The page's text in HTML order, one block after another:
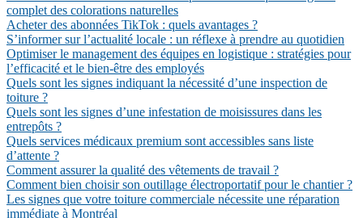
complet des colorations naturelles
Acheter des abonnées TikTok : quels avantages ?
S’informer sur l’actualité locale : un réflexe à prendre au quotidien
Optimiser le management des équipes en logistique : stratégies pour
l’efficacité et le bien-être des employés
Quels sont les signes indiquant la nécessité d’une inspection de
toiture ?
Quels sont les signes d’une infestation de moisissures dans les
entrepôts ?
Quels services médicaux premium sont accessibles sans liste
d’attente ?
Comment assurer la qualité des vêtements de travail ?
Comment bien choisir son outillage électroportatif pour le chantier ?
Les signes que votre toiture commerciale nécessite une réparation
immédiate à Montréal